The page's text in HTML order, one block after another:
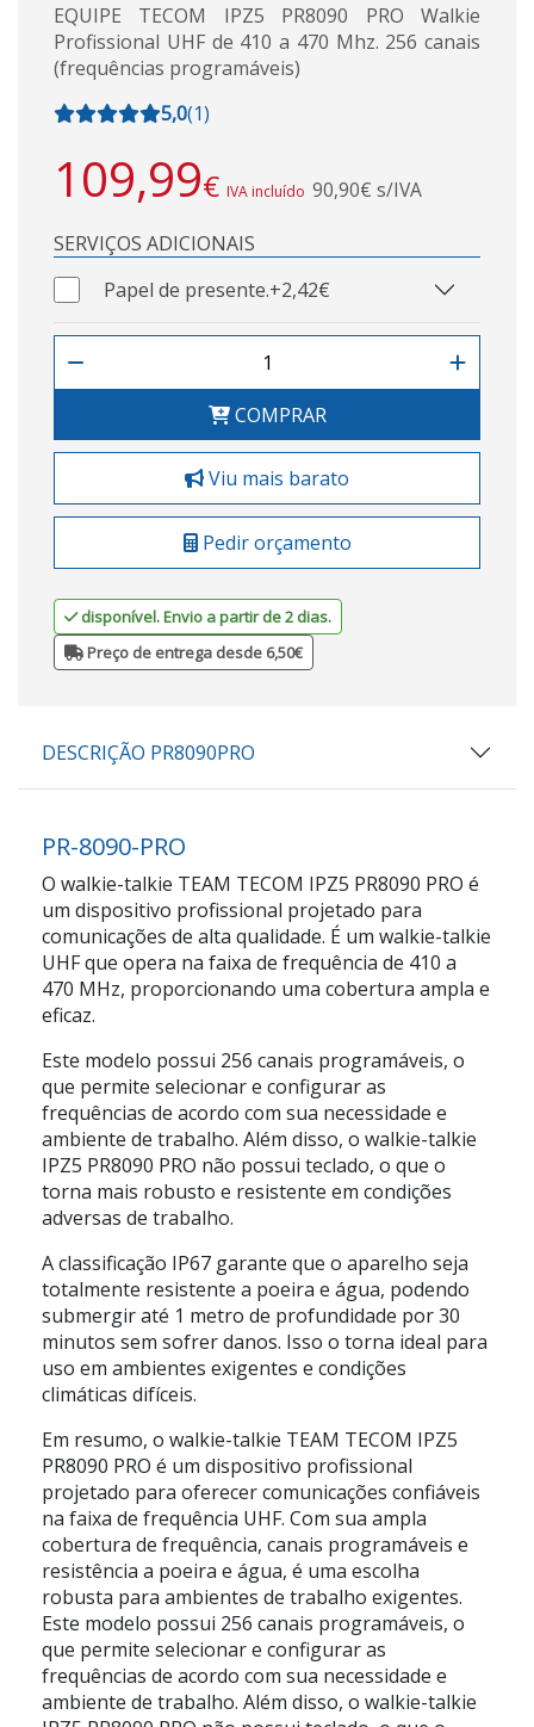
EQUIPE TECOM IPZ5 PR8090 PRO Walkie
Profissional UHF de 410 a 470 Mhz. 256 canais
(frequências programáveis)
5,0(1)
109,99€ IVA incluído 90,90€ s/IVA
SERVIÇOS ADICIONAIS
Papel de presente.+2,42€
COMPRAR
Viu mais barato
Pedir orçamento
disponível. Envio a partir de 2 dias.
Preço de entrega desde 6,50€
DESCRIÇÃO PR8090PRO
PR-8090-PRO
O walkie-talkie TEAM TECOM IPZ5 PR8090 PRO é
um dispositivo profissional projetado para
comunicações de alta qualidade. É um walkie-talkie
UHF que opera na faixa de frequência de 410 a
470 MHz, proporcionando uma cobertura ampla e
eficaz.
Este modelo possui 256 canais programáveis, o
que permite selecionar e configurar as
frequências de acordo com sua necessidade e
ambiente de trabalho. Além disso, o walkie-talkie
IPZ5 PR8090 PRO não possui teclado, o que o
torna mais robusto e resistente em condições
adversas de trabalho.
A classificação IP67 garante que o aparelho seja
totalmente resistente a poeira e água, podendo
submergir até 1 metro de profundidade por 30
minutos sem sofrer danos. Isso o torna ideal para
uso em ambientes exigentes e condições
climáticas difíceis.
Em resumo, o walkie-talkie TEAM TECOM IPZ5
PR8090 PRO é um dispositivo profissional
projetado para oferecer comunicações confiáveis
na faixa de frequência UHF. Com sua ampla
cobertura de frequência, canais programáveis e
resistência a poeira e água, é uma escolha
robusta para ambientes de trabalho exigentes.
Este modelo possui 256 canais programáveis, o
que permite selecionar e configurar as
frequências de acordo com sua necessidade e
ambiente de trabalho. Além disso, o walkie-talkie